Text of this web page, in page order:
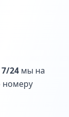
7/24 мы на
номеру